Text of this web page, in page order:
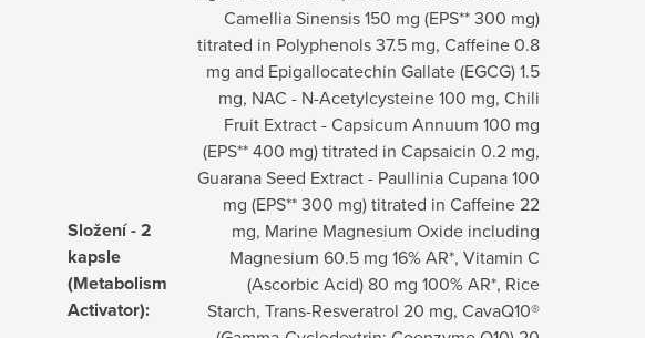
Složení - 2
kapsle
(Metabolism
Activator):
Camellia Sinensis 150 mg (EPS** 300 mg)
titrated in Polyphenols 37.5 mg, Caffeine 0.8
mg and Epigallocatechin Gallate (EGCG) 1.5
mg, NAC - N-Acetylcysteine 100 mg, Chili
Fruit Extract - Capsicum Annuum 100 mg
(EPS** 400 mg) titrated in Capsaicin 0.2 mg,
Guarana Seed Extract - Paullinia Cupana 100
mg (EPS** 300 mg) titrated in Caffeine 22
mg, Marine Magnesium Oxide including
Magnesium 60.5 mg 16% AR*, Vitamin C
(Ascorbic Acid) 80 mg 100% AR*, Rice
Starch, Trans-Resveratrol 20 mg, CavaQ10®